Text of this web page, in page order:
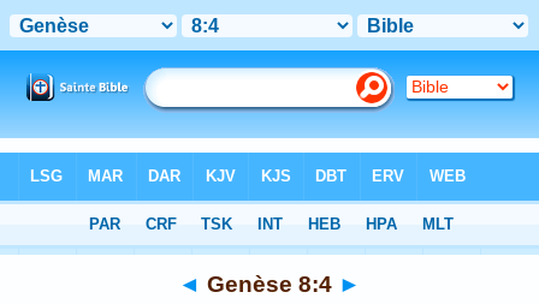
Chapitre 8> Verset 4
◄ Genèse 8:4 ►